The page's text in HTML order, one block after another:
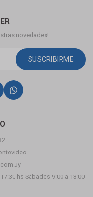
hs Sábados 9:00 a 13:00
novedades!
SUSCRIBIRME
